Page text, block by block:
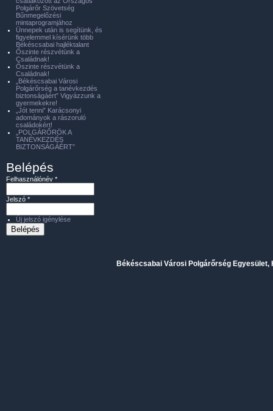
Polgárőr Szövetség
Bűnmegelőzési
mintaprogramjához
Ünnepek után is segítünk, és
figyelemmel kísérünk több
Békéscsabai hajléktalant
Őszinte részvétünk a
Családnak!
Őszinte részvétünk a
Családnak!
„Békéscsabai Városi
Polgárőrség a tanévkezdés
biztonságáért” Vigyázzunk a
gyermekekre!
„Jót tenni” Karácsonyi
adományok a rászoruló
családokért!
„POLGÁRŐRÖK A
TANÉVKEZDÉS
BIZTONSÁGÁÉRT”
Belépés
Felhasználónév *
Jelszó *
Új jelszó igénylése
Békéscsabai Városi Polgárőrség Egyesület,